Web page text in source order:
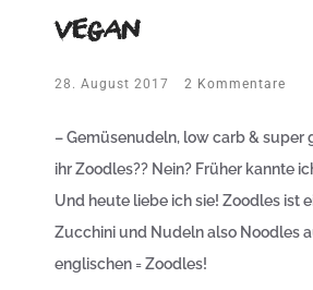
vegan
28. August 2017 2 Kommentare
– Gemüsenudeln, low carb & super
ihr Zoodles?? Nein? Früher kannte
Und heute liebe ich sie! Zoodles ist
Zucchini und Nudeln also Noodles
englischen = Zoodles!